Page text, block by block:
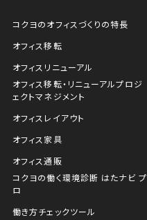
コクヨのオフィスづくりの特長
オフィス移転
オフィスリニューアル
オフィス移転・リニューアルプロジ
ェクトマネジメント
オフィスレイアウト
オフィス家具
オフィス通販
コクヨの働く環境診断 はたナビ プ
ロ
働き方チェックツール